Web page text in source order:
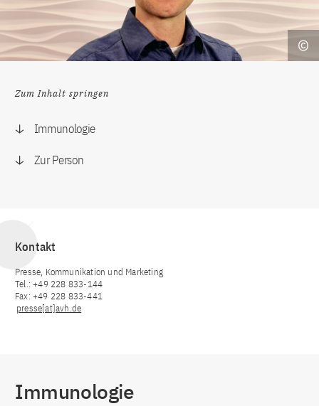
Zum Inhalt springen
Immunologie
Zur Person
Kontakt
Presse, Kommunikation und Marketing
Tel.: +49 228 833-144
Fax: +49 228 833-441
presse[at]avh.de
Immunologie